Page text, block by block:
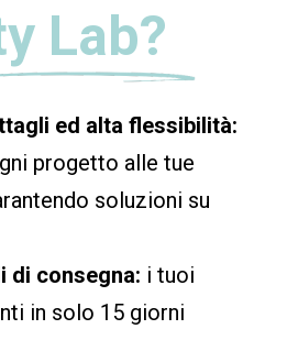
Lab?
ed alta flessibilità:
progetto alle tue
soluzioni su
di consegna: i tuoi
in solo 15 giorni